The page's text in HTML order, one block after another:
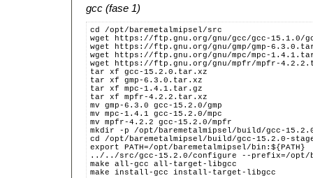
gcc (fase 1)
cd /opt/baremetalmipsel/src
wget https://ftp.gnu.org/gnu/gcc/gcc-15.1.0/
wget https://ftp.gnu.org/gnu/gmp/gmp-
wget https://ftp.gnu.org/gnu/mpc/mpc-
wget https://ftp.gnu.org/gnu/mpfr/mpfr-
tar xf gcc-15.2.0.tar.xz
tar xf gmp-6.3.0.tar.xz
tar xf mpc-1.4.1.tar.gz
tar xf mpfr-4.2.2.tar.xz
mv gmp-6.3.0 gcc-15.2.0/gmp
mv mpc-1.4.1 gcc-15.2.0/mpc
mv mpfr-4.2.2 gcc-15.2.0/mpfr
mkdir -p /opt/baremetalmipsel/build/gcc-
cd /opt/baremetalmipsel/build/gcc-15.2.0-
export PATH=/opt/baremetalmipsel/bin:${PATH}
../../src/gcc-15.2.0/configure --prefix=/opt/
make all-gcc all-target-libgcc
make install-gcc install-target-libgcc